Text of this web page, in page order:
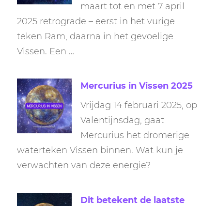
maart tot en met 7 april
2025 retrograde – eerst in het vurige
teken Ram, daarna in het gevoelige
Vissen. Een …
Mercurius in Vissen 2025
Vrijdag 14 februari 2025, op
Valentijnsdag, gaat
Mercurius het dromerige
waterteken Vissen binnen. Wat kun je
verwachten van deze energie?
Dit betekent de laatste